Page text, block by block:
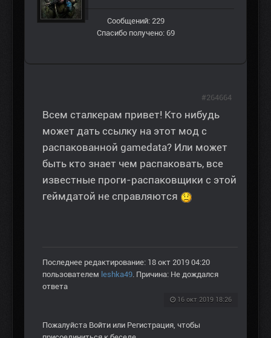
Сообщений: 229
Спасибо получено: 69
Всем сталкерам привет! Кто нибудь
может дать ссылку на этот мод с
распакованной gamedata? Или может
быть кто знает чем распаковать, все
известные проги-распаковщики с этой
геймдатой не справляются
Последнее редактирование: 18 окт 2019 04:20
пользователем leshka49. Причина: Не дождался
ответа
16 окт 2019 18:26
#264664
Пожалуйста Войти или Регистрация, чтобы